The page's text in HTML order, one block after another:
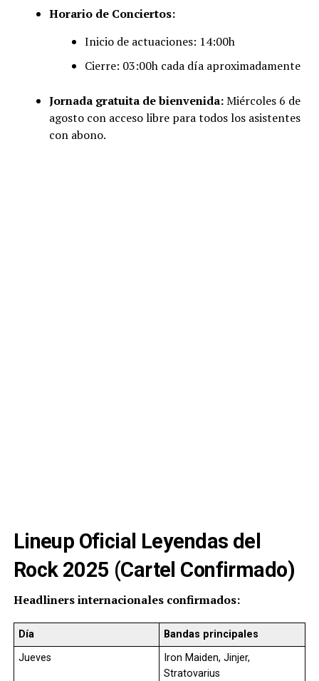
Horario de Conciertos:
Inicio de actuaciones: 14:00h
Cierre: 03:00h cada día aproximadamente
Jornada gratuita de bienvenida:Miércoles 6 de
agosto con acceso libre para todos los asistentes
con abono.
Lineup Oficial Leyendas del
Rock 2025 (Cartel Confirmado)
Headliners internacionales confirmados:
Día
Bandas principales
Jueves
Iron Maiden, Jinjer,
Stratovarius